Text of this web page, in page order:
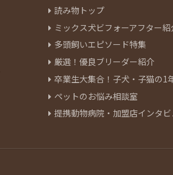
読み物トップ
ミックス犬ビフォーアフター紹
多頭飼いエピソード特集
厳選！優良ブリーダー紹介
卒業生大集合！子犬・子猫の1
ペットのお悩み相談室
提携動物病院・加盟店インタビ